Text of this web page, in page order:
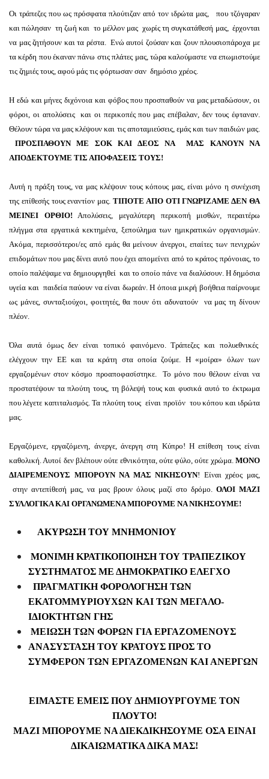
Οι τράπεζες που ως πρόσφατα πλούτιζαν από τον ιδρώτα μας, που τζόγαραν
και πώλησαν τη ζωή και το μέλλον μας χωρίς τη συγκατάθεσή μας, έρχονται
να μας ζητήσουν και τα ρέστα. Ενώ αυτοί ζούσαν και ζουν πλουσιοπάροχα με
τα κέρδη που έκαναν πάνω στις πλάτες μας, τώρα καλούμαστε να επωμιστούμε
τις ζημιές τους, αφού μάς τις φόρτωσαν σαν δημόσιο χρέος.
Η εδώ και μήνες διχόνοια και φόβος που προσπαθούν να μας μεταδώσουν, οι
φόροι, οι απολύσεις και οι περικοπές που μας επέβαλαν, δεν τους έφταναν.
Θέλουν τώρα να μας κλέψουν και τις αποταμιεύσεις, εμάς και των παιδιών μας.
ΠΡΟΣΠΑΘΟΥΝ ΜΕ ΣΟΚ ΚΑΙ ΔΕΟΣ ΝΑ ΜΑΣ ΚΑΝΟΥΝ ΝΑ
ΑΠΟΔΕΚΤΟΥΜΕ ΤΙΣ ΑΠΟΦΑΣΕΙΣ ΤΟΥΣ!
Αυτή η πράξη τους, να μας κλέψουν τους κόπους μας, είναι μόνο η συνέχιση
της επίθεσής τους εναντίον μας. ΤΙΠΟΤΕ ΑΠΟ ΟΤΙ ΓΝΩΡΙΖΑΜΕ ΔΕΝ ΘΑ
ΜΕΙΝΕΙ ΟΡΘΙΟ! Απολύσεις, μεγαλύτερη περικοπή μισθών, περαιτέρω
πλήγμα στα εργατικά κεκτημένα, ξεπούλημα των ημικρατικών οργανισμών.
Ακόμα, περισσότεροι/ες από εμάς θα μείνουν άνεργοι, επαίτες των πενιχρών
επιδομάτων που μας δίνει αυτό που έχει απομείνει από το κράτος πρόνοιας, το
οποίο παλέψαμε να δημιουργηθεί και το οποίο πάνε να διαλύσουν. Η δημόσια
υγεία και παιδεία παύουν να είναι δωρεάν. Η όποια μικρή βοήθεια παίρνουμε
ως μάνες, συνταξιούχοι, φοιτητές, θα πουν ότι αδυνατούν να μας τη δίνουν
πλέον.
Όλα αυτά όμως δεν είναι τοπικό φαινόμενο. Τράπεζες και πολυεθνικές
ελέγχουν την ΕΕ και τα κράτη στα οποία ζούμε. Η «μοίρα» όλων των
εργαζομένων στον κόσμο προαποφασίστηκε. Το μόνο που θέλουν είναι να
προστατέψουν τα πλούτη τους, τη βόλεψή τους και φυσικά αυτό το έκτρωμα
που λέγετε καπιταλισμός. Τα πλούτη τους είναι προϊόν του κόπου και ιδρώτα
μας.
Εργαζόμενε, εργαζόμενη, άνεργε, άνεργη στη Κύπρο! Η επίθεση τους είναι
καθολική. Αυτοί δεν βλέπουν ούτε εθνικότητα, ούτε φύλο, ούτε χρώμα. ΜΟΝΟ
ΔΙΑΙΡΕΜΕΝΟΥΣ ΜΠΟΡΟΥΝ ΝΑ ΜΑΣ ΝΙΚΗΣΟΥΝ! Είναι χρέος μας,
στην αντεπίθεσή μας, να μας βρουν όλους μαζί στο δρόμο. ΟΛΟΙ ΜΑΖΙ
ΣΥΛΛΟΓΙΚΑ ΚΑΙ ΟΡΓΑΝΩΜΕΝΑ ΜΠΟΡΟΥΜΕ ΝΑ ΝΙΚΗΣΟΥΜΕ!
ΑΚΥΡΩΣΗ ΤΟΥ ΜΝΗΜΟΝΙΟΥ
ΜΟΝΙΜΗ ΚΡΑΤΙΚΟΠΟΙΗΣΗ ΤΟΥ ΤΡΑΠΕΖΙΚΟΥ
ΣΥΣΤΗΜΑΤΟΣ ΜΕ ΔΗΜΟΚΡΑΤΙΚΟ ΕΛΕΓΧΟ
ΠΡΑΓΜΑΤΙΚΗ ΦΟΡΟΛΟΓΗΣΗ ΤΩΝ
ΕΚΑΤΟΜΜΥΡΙΟΥΧΩΝ ΚΑΙ ΤΩΝ ΜΕΓΑΛΟ-
ΙΔΙΟΚΤΗΤΩΝ ΓΗΣ
ΜΕΙΩΣΗ ΤΩΝ ΦΟΡΩΝ ΓΙΑ ΕΡΓΑΖΟΜΕΝΟΥΣ
ΑΝΑΣΥΣΤΑΣΗ ΤΟΥ ΚΡΑΤΟΥΣ ΠΡΟΣ ΤΟ
ΣΥΜΦΕΡΟΝ ΤΩΝ ΕΡΓΑΖΟΜΕΝΩΝ ΚΑΙ ΑΝΕΡΓΩΝ
ΕΙΜΑΣΤΕ ΕΜΕΙΣ ΠΟΥ ΔΗΜΙΟΥΡΓΟΥΜΕ ΤΟΝ
ΠΛΟΥΤΟ!
ΜΑΖΙ ΜΠΟΡΟΥΜΕ ΝΑ ΔΙΕΚΔΙΚΗΣΟΥΜΕ ΟΣΑ ΕΙΝΑΙ
ΔΙΚΑΙΩΜΑΤΙΚΑ ΔΙΚΑ ΜΑΣ!